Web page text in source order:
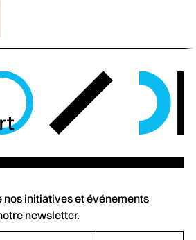
nos initiatives et événements
newsletter.